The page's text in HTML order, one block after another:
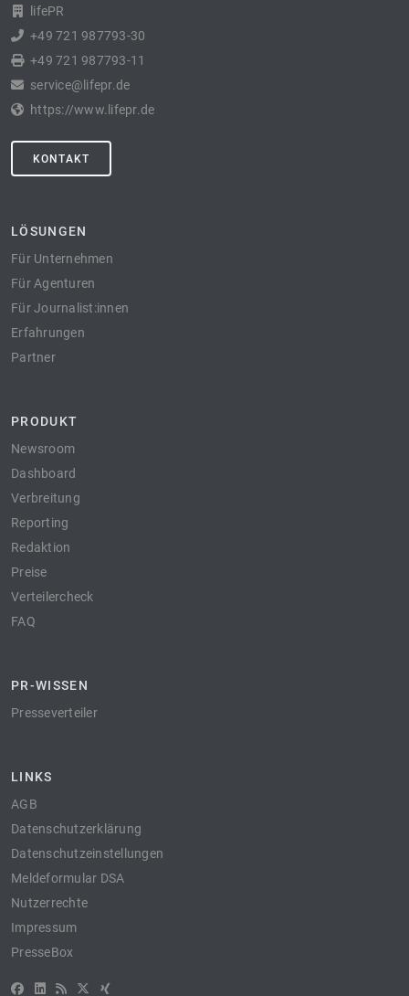
lifePR
+49 721 987793-30
+49 721 987793-11
service@lifepr.de
https://www.lifepr.de
KONTAKT
LÖSUNGEN
Für Unternehmen
Für Agenturen
Für Journalist:innen
Erfahrungen
Partner
PRODUKT
Newsroom
Dashboard
Verbreitung
Reporting
Redaktion
Preise
Verteilercheck
FAQ
PR-WISSEN
Presseverteiler
LINKS
AGB
Datenschutzerklärung
Datenschutzeinstellungen
Meldeformular DSA
Nutzerrechte
Impressum
PresseBox